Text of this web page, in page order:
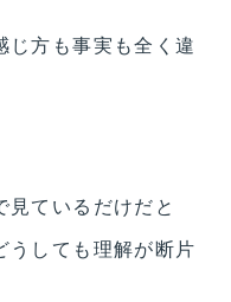
方も事実も全く違
ているだけだと
うしても理解が断片